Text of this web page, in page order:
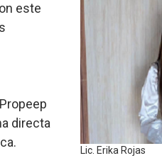
este
directa
Lic. Erika Rojas